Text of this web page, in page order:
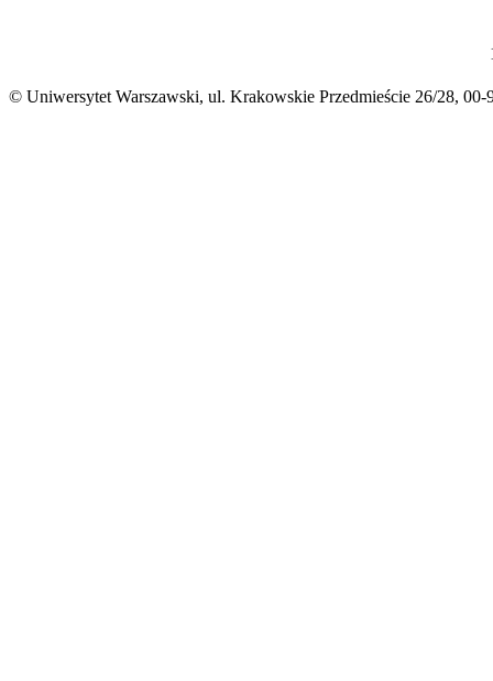
© Uniwersytet Warszawski, ul. Krakowskie Przedmieście 26/28, 00-